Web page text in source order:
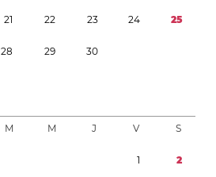
21 22 23 24 25
28 29 30
M M J V S
1 2